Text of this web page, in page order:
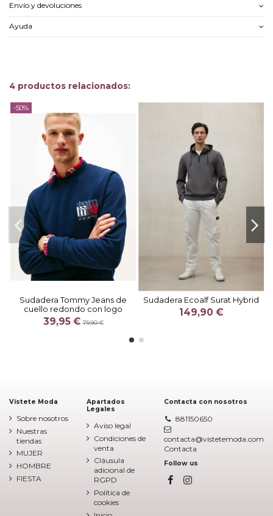
Envío y devoluciones
Ayuda
4 productos relacionados:
-50%
Sudadera Tommy Jeans de
cuello redondo con logo
39,95 €79,90 €
Sudadera Ecoalf Surat Hybrid
149,90 €
Vístete Moda
Sobre nosotros
Nuestras
tiendas
MUJER
HOMBRE
FIESTA
Apartados
Legales
Aviso legal
Condiciones de
venta
Cláusula
adicional de
RGPD
Política de
cookies
Contacta con nosotros
881150650
contacta@vistetemoda.com
Contacta
Follow us